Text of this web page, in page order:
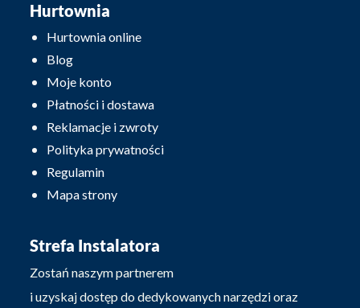
Hurtownia
Hurtownia online
Blog
Moje konto
Płatności i dostawa
Reklamacje i zwroty
Polityka prywatności
Regulamin
Mapa strony
Strefa Instalatora
Zostań naszym partnerem
i uzyskaj dostęp do dedykowanych narzędzi oraz